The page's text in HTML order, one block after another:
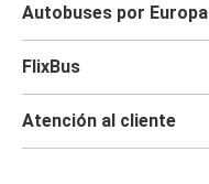
Autobuses por Europa
FlixBus
Atención al cliente